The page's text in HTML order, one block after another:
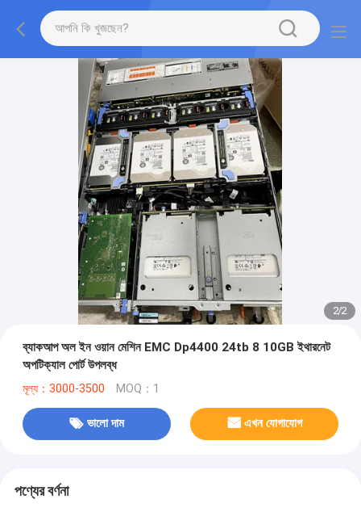
2/2
ব্যাকআপ অল ইন ওয়ান মেশিন EMC Dp4400 24tb 8 10GB ইথারনেট
অপটিক্যাল পোর্ট উপলব্ধ
মূল্য：3000-3500 MOQ：1
ভালো দাম এখন যোগাযোগ
পণ্যের বর্ণনা